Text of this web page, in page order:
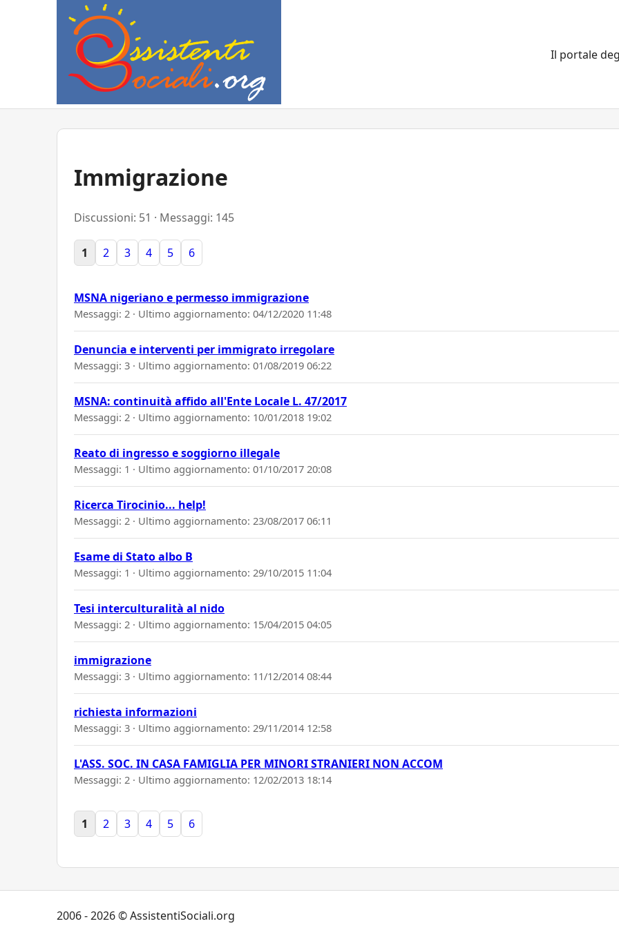
Il portale
Immigrazione
Discussioni: 51 · Messaggi: 145
1 2 3 4 5 6
MSNA nigeriano e permesso immigrazione
Messaggi: 2 · Ultimo aggiornamento: 04/12/2020 11:48
Denuncia e interventi per immigrato irregolare
Messaggi: 3 · Ultimo aggiornamento: 01/08/2019 06:22
MSNA: continuità affido all'Ente Locale L. 47/2017
Messaggi: 2 · Ultimo aggiornamento: 10/01/2018 19:02
Reato di ingresso e soggiorno illegale
Messaggi: 1 · Ultimo aggiornamento: 01/10/2017 20:08
Ricerca Tirocinio... help!
Messaggi: 2 · Ultimo aggiornamento: 23/08/2017 06:11
Esame di Stato albo B
Messaggi: 1 · Ultimo aggiornamento: 29/10/2015 11:04
Tesi interculturalità al nido
Messaggi: 2 · Ultimo aggiornamento: 15/04/2015 04:05
immigrazione
Messaggi: 3 · Ultimo aggiornamento: 11/12/2014 08:44
richiesta informazioni
Messaggi: 3 · Ultimo aggiornamento: 29/11/2014 12:58
L'ASS. SOC. IN CASA FAMIGLIA PER MINORI STRANIERI NON ACCOM
Messaggi: 2 · Ultimo aggiornamento: 12/02/2013 18:14
1 2 3 4 5 6
2006 - 2026 © AssistentiSociali.org